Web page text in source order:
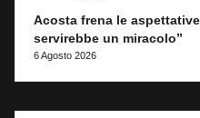
Acosta frena le
servirebbe un miracolo”
6 Agosto 2026